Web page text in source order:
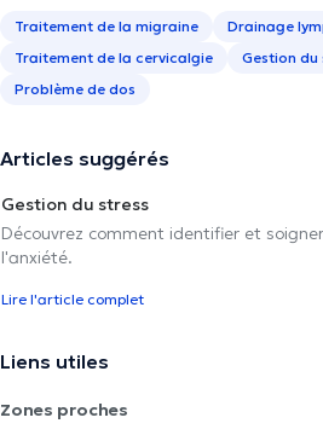
Traitement de la migraine
Drainage
Traitement de la cervicalgie
Gestion du
Problème de dos
Articles suggérés
Gestion du stress
Découvrez comment identifier et soigner
l'anxiété.
Lire l'article complet
Liens utiles
Zones proches